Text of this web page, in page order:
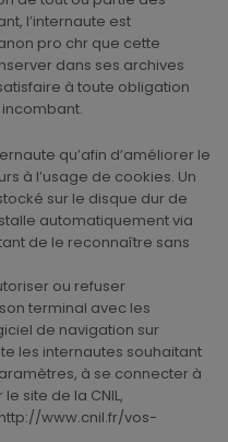
l’internaute est
pro chr que cette
dans ses archives
à toute obligation
qu’afin d’améliorer le
à l’usage de cookies. Un
sur le disque dur de
automatiquement via
de le reconnaître sans
ou refuser
terminal avec les
de navigation sur
les internautes souhaitant
à se connecter à
site de la CNIL,
www.cnil.fr/vos-